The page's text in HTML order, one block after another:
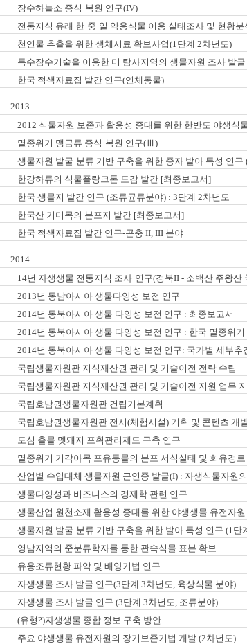
장수하늘소 증식·복원 연구(IV)
전통지식 유래 한·중·일 약용식물 이용 실태조사 및 현황분
천연물 추출을 위한 생체시료 확보사업(1단계 2차년도)
특수잠수기술을 이용한 미 탐사지역의 생물자원 조사 발굴
한국 적색자료집 발간 연구(연체동물)
2013
2012 식물자원 보존과 활용성 증대를 위한 한반도 야생식
멸종위기 맹금류 증식·복원 연구(Ⅲ)
생물자원 발굴·분류 기반 구축을 위한 종자 발아 특성 연구
한강하류의 식물플랑크톤 도감 발간 [최종보고서]
한국 생물지 발간 연구 (조류균류분야) : 3단계 2차년도
한국산 거미목의 분포지 발간 [최종보고서]
한국 적색자료집 발간 연구-곤충 II, III 분야
2014
14년 자생생물 전통지식 조사·연구(경북II - 소백산 주왕
2013년 동남아시아 생물다양성 보전 연구
2014년 동북아시아 생물 다양성 보전 연구 : 최종보고서
2014년 동북아시아 생물 다양성 보전 연구 : 한국 멸종위
2014년 동북아시아 생물 다양성 보전 연구: 국가별 세부
국립생물자원관 지식재산권 관리 및 기술이전 전략 수립
국립생물자원관 지식재산권 관리 및 기술이전 지원 업무
국립호남권생물자원관 건립기본계획
국립호남권생물자원관 전시(체험시설) 기획 및 콘텐츠 개
도심 출몰 멧돼지 포획관리제도 구축 연구
멸종위기 기각아목 포유동물의 분포 서식실태 및 회유경로
산업별 수입대체 생물자원 근연종 발굴(I) : 자생식물자원
생물다양성과 비즈니스의 경제학 관련 연구
생물산업 원천소재 활용성 증대를 위한 야생생물 유전자
생물자원 발굴·분류 기반 구축을 위한 발아 특성 연구 (1단
영남지역의 준분류학자를 통한 관속식물 표본 확보
유용조류현황 파악 및 배양기법 연구
자생생물 조사 발굴 연구(3단계 3차년도, 육상식물 분야)
자생생물 조사 발굴 연구 (3단계 3차년도, 조류분야)
(유형?)자생생물 종합 정보 구축 방안
주요 야생생물 유전자원의 장기보존기법 개발 (2차년도)